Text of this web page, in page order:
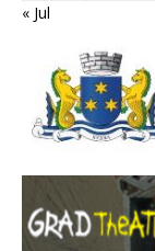
« Jul